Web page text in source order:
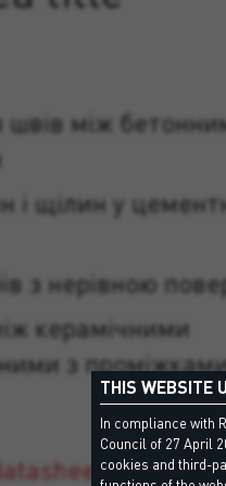
швів між
щілин у
з нерівною
керамічними
з
THIS WEBSITE
In compliance with
Council of 27 April
cookies and third-